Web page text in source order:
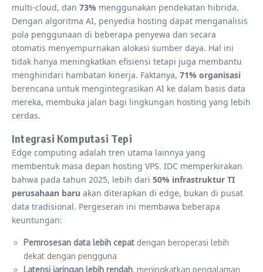
multi-cloud, dan 73% menggunakan pendekatan hibrida.
Dengan algoritma AI, penyedia hosting dapat menganalisis
pola penggunaan di beberapa penyewa dan secara
otomatis menyempurnakan alokasi sumber daya. Hal ini
tidak hanya meningkatkan efisiensi tetapi juga membantu
menghindari hambatan kinerja. Faktanya, 71% organisasi
berencana untuk mengintegrasikan AI ke dalam basis data
mereka, membuka jalan bagi lingkungan hosting yang lebih
cerdas.
Integrasi Komputasi Tepi
Edge computing adalah tren utama lainnya yang
membentuk masa depan hosting VPS. IDC memperkirakan
bahwa pada tahun 2025, lebih dari 50% infrastruktur TI
perusahaan baru akan diterapkan di edge, bukan di pusat
data tradisional. Pergeseran ini membawa beberapa
keuntungan:
Pemrosesan data lebih cepat dengan beroperasi lebih
dekat dengan pengguna
Latensi jaringan lebih rendah, meningkatkan pengalaman